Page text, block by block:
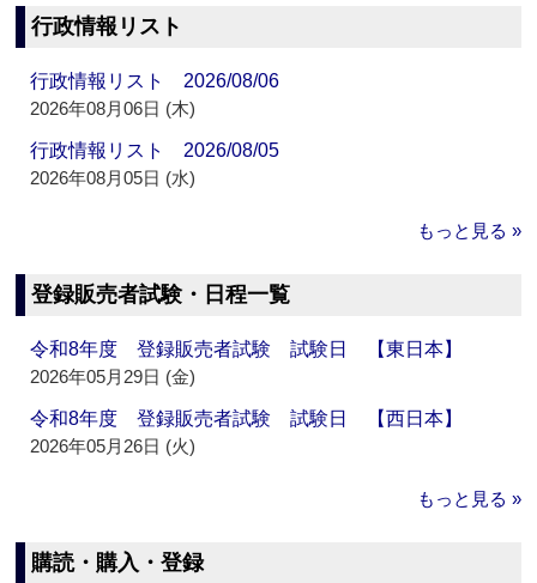
行政情報リスト
行政情報リスト 2026/08/06
2026年08月06日 (木)
行政情報リスト 2026/08/05
2026年08月05日 (水)
もっと見る »
登録販売者試験・日程一覧
令和8年度 登録販売者試験 試験日 【東日本】
2026年05月29日 (金)
令和8年度 登録販売者試験 試験日 【西日本】
2026年05月26日 (火)
もっと見る »
購読・購入・登録